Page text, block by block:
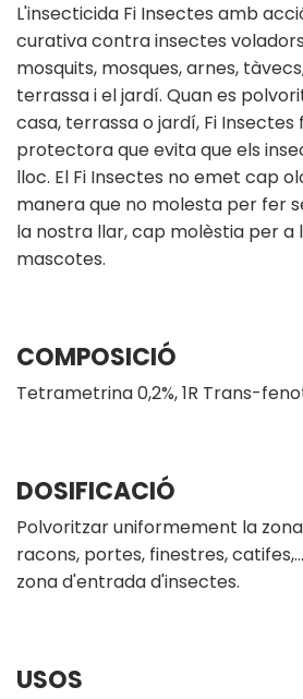
L'insecticida Fi Insectes amb
curativa contra insectes
mosquits, mosques, arnes,
terrassa i el jardí. Quan es
casa, terrassa o jardí, Fi
protectora que evita que els
lloc. El Fi Insectes no emet cap
manera que no molesta per fer
la nostra llar, cap molèstia per a
mascotes.
COMPOSICIÓ
Tetrametrina 0,2%, 1R Trans-
DOSIFICACIÓ
Polvoritzar uniformement la
racons, portes, finestres,
zona d'entrada d'insectes.
USOS